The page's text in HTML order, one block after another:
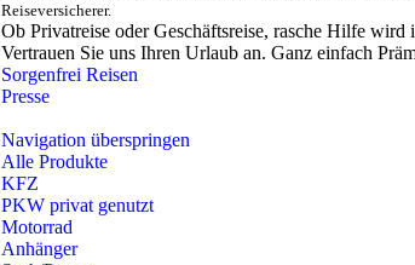
Reiseversicherer.
Ob Privatreise oder Geschäftsreise, rasche Hilfe
Vertrauen Sie uns Ihren Urlaub an. Ganz einfach
Sorgenfrei Reisen
Presse
Navigation überspringen
Alle Produkte
KFZ
PKW privat genutzt
Motorrad
Anhänger